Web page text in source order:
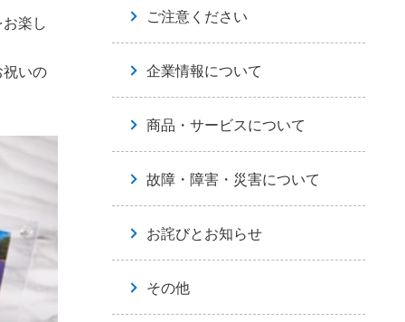
楽し
祝いの
ご注意ください
企業情報について
商品・サービスについて
故障・障害・災害について
お詫びとお知らせ
その他